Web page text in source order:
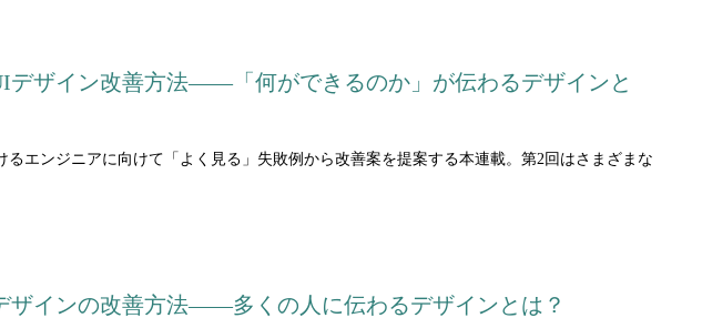
デザイン改善方法――「何ができるのか」が伝わるデザインと
エンジニアに向けて「よく見る」失敗例から改善案を提案する本連載。第2回はさまざまな
ザインの改善方法――多くの人に伝わるデザインとは？